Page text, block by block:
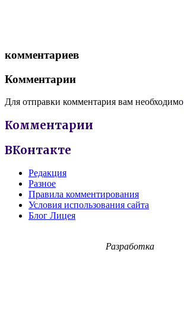
комментариев
Комментарии
Для отправки комментария вам необходимо
Комментарии
ВКонтакте
Редакция
Разное
Правила комментирования
Условия использования сайта
Блог Лицея
Разработка